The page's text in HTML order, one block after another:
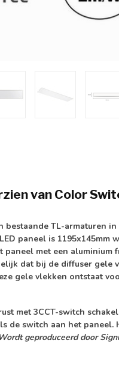
van Color
TL-armaturen in
paneel is 1195x145mm
paneel met een aluminium
dat bij de diffuser gele
gele vlekken ontstaat
met 3CCT-switch
de switch aan het paneel.
geproduceerd door